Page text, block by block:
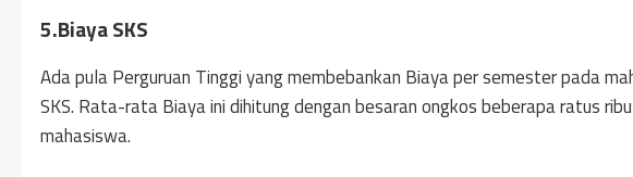
5.Biaya SKS
Ada pula Perguruan Tinggi yang membebankan Biaya per semester pada
SKS. Rata-rata Biaya ini dihitung dengan besaran ongkos beberapa ratus
mahasiswa.